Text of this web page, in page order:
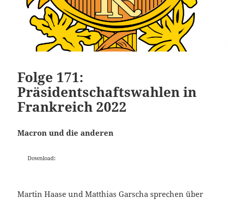
Folge 171:
Präsidentschaftswahlen in
Frankreich 2022
Macron und die anderen
Download:
Martin Haase und Matthias Garscha sprechen über